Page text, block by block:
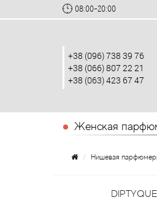
08:00-20:00
+38 (096) 738 39 76
+38 (066) 807 22 21
+38 (063) 423 67 47
Женская
Нишевая